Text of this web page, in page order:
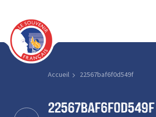
Accueil 22567baf6f0d549f
22567baf6f0d549f